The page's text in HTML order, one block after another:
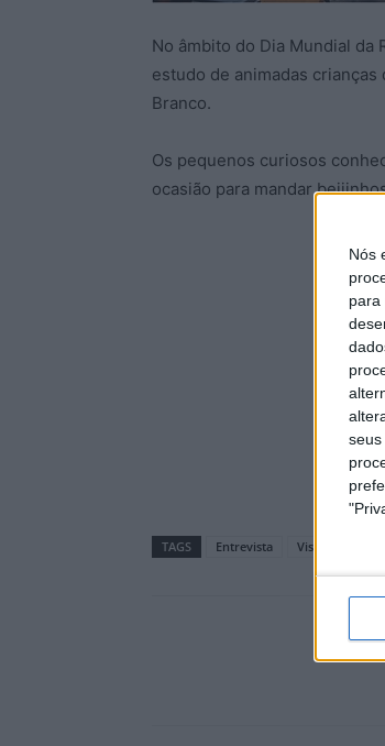
Nós
para
No âmbito do Dia Mundial da
estudo de animadas
Branco.
Os pequenos curiosos
ocasião para mandar
TAGS Entrevista Visita de Estudo